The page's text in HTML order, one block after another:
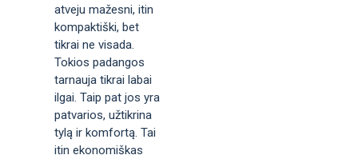
atveju mažesni, itin
kompaktiški, bet
tikrai ne visada.
Tokios padangos
tarnauja tikrai labai
ilgai. Taip pat jos yra
patvarios, užtikrina
tylą ir komfortą. Tai
itin ekonomiškas